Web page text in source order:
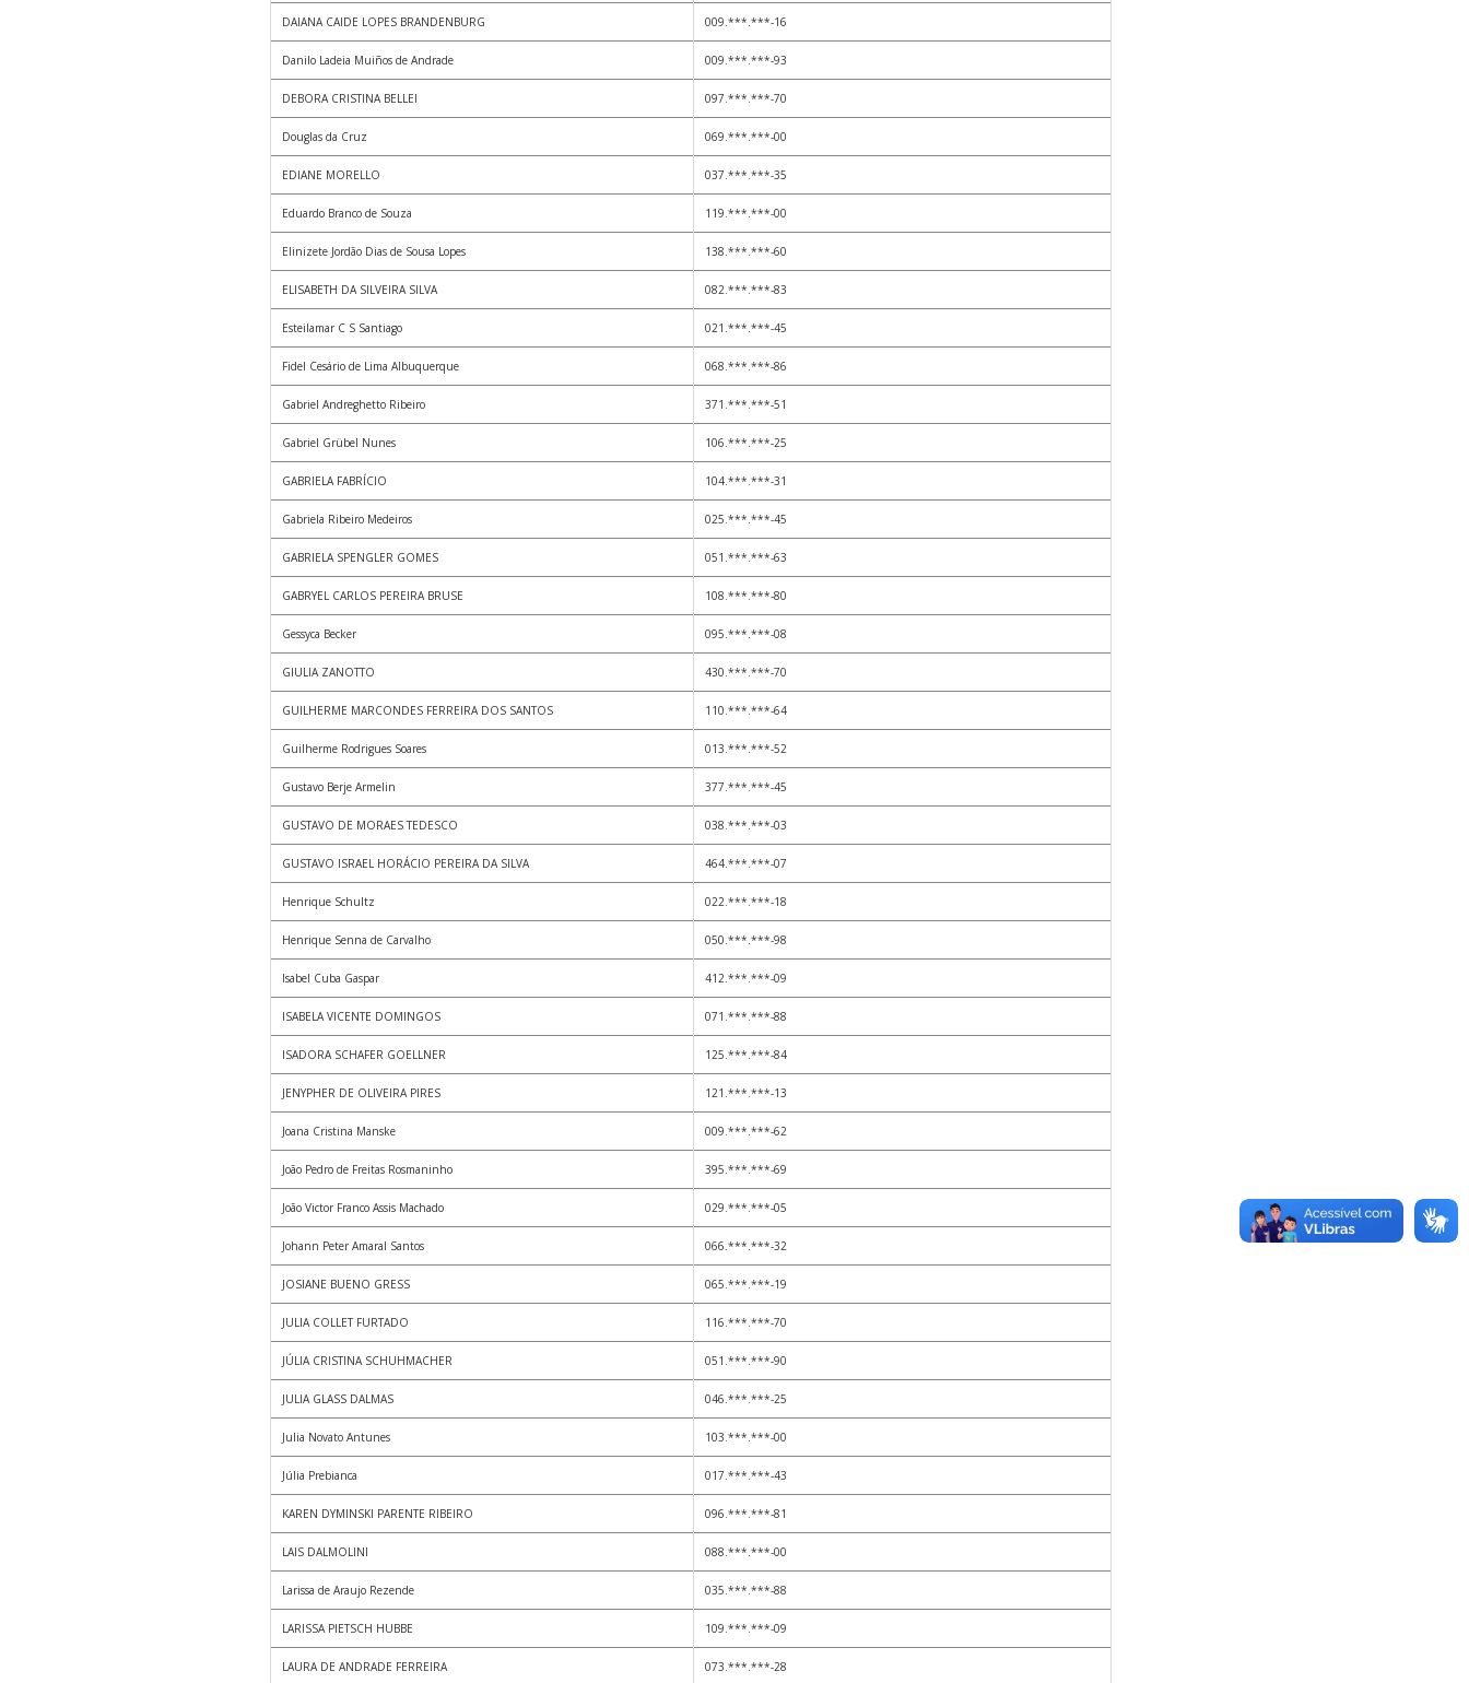
DAIANA CAIDE LOPES BRANDENBURG 009.***.***-16
Danilo Ladeia Muiños de Andrade 009.***.***-93
DEBORA CRISTINA BELLEI 097.***.***-70
Douglas da Cruz 069.***.***-00
EDIANE MORELLO 037.***.***-35
Eduardo Branco de Souza 119.***.***-00
Elinizete Jordão Dias de Sousa Lopes 138.***.***-60
ELISABETH DA SILVEIRA SILVA 082.***.***-83
Esteilamar C S Santiago 021.***.***-45
Fidel Cesário de Lima Albuquerque 068.***.***-86
Gabriel Andreghetto Ribeiro 371.***.***-51
Gabriel Grübel Nunes 106.***.***-25
GABRIELA FABRÍCIO 104.***.***-31
Gabriela Ribeiro Medeiros 025.***.***-45
GABRIELA SPENGLER GOMES 051.***.***-63
GABRYEL CARLOS PEREIRA BRUSE 108.***.***-80
Gessyca Becker 095.***.***-08
GIULIA ZANOTTO 430.***.***-70
GUILHERME MARCONDES FERREIRA DOS SANTOS 110.***.***-64
Guilherme Rodrigues Soares 013.***.***-52
Gustavo Berje Armelin 377.***.***-45
GUSTAVO DE MORAES TEDESCO 038.***.***-03
GUSTAVO ISRAEL HORÁCIO PEREIRA DA SILVA 464.***.***-07
Henrique Schultz 022.***.***-18
Henrique Senna de Carvalho 050.***.***-98
Isabel Cuba Gaspar 412.***.***-09
ISABELA VICENTE DOMINGOS 071.***.***-88
ISADORA SCHAFER GOELLNER 125.***.***-84
JENYPHER DE OLIVEIRA PIRES 121.***.***-13
Joana Cristina Manske 009.***.***-62
João Pedro de Freitas Rosmaninho 395.***.***-69
João Victor Franco Assis Machado 029.***.***-05
Johann Peter Amaral Santos 066.***.***-32
JOSIANE BUENO GRESS 065.***.***-19
JULIA COLLET FURTADO 116.***.***-70
JÚLIA CRISTINA SCHUHMACHER 051.***.***-90
JULIA GLASS DALMAS 046.***.***-25
Julia Novato Antunes 103.***.***-00
Júlia Prebianca 017.***.***-43
KAREN DYMINSKI PARENTE RIBEIRO 096.***.***-81
LAIS DALMOLINI 088.***.***-00
Larissa de Araujo Rezende 035.***.***-88
LARISSA PIETSCH HUBBE 109.***.***-09
LAURA DE ANDRADE FERREIRA 073.***.***-28